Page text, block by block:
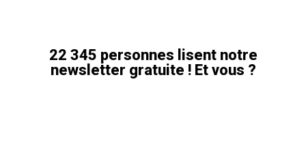
22 345 personnes lisent notre
newsletter gratuite ! Et vous ?